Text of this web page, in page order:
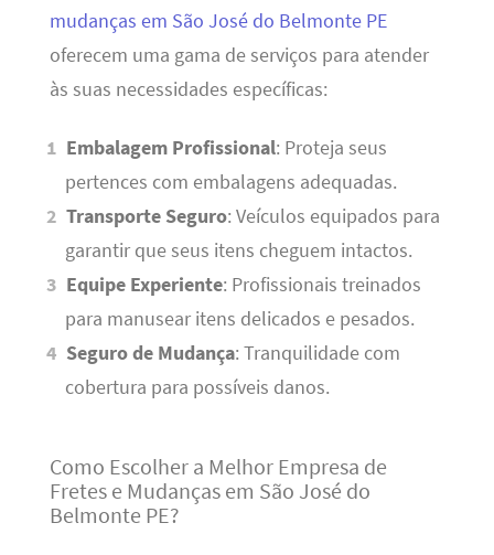
mudanças em São José do Belmonte PE
oferecem uma gama de serviços para atender
às suas necessidades específicas:
Embalagem Profissional: Proteja seus
pertences com embalagens adequadas.
Transporte Seguro: Veículos equipados para
garantir que seus itens cheguem intactos.
Equipe Experiente: Profissionais treinados
para manusear itens delicados e pesados.
Seguro de Mudança: Tranquilidade com
cobertura para possíveis danos.
Como Escolher a Melhor Empresa de
Fretes e Mudanças em São José do
Belmonte PE?